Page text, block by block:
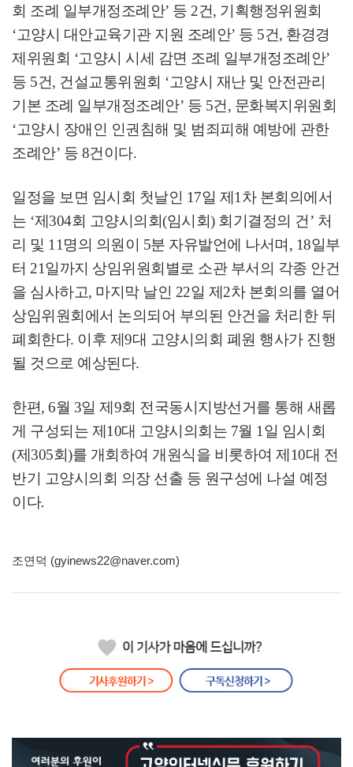
회 조례 일부개정조례안’ 등 2건, 기획행정위원회
‘고양시 대안교육기관 지원 조례안’ 등 5건, 환경경
제위원회 ‘고양시 시세 감면 조례 일부개정조례안’
등 5건, 건설교통위원회 ‘고양시 재난 및 안전관리
기본 조례 일부개정조례안’ 등 5건, 문화복지위원회
‘고양시 장애인 인권침해 및 범죄피해 예방에 관한
조례안’ 등 8건이다.
일정을 보면 임시회 첫날인 17일 제 1 차 본회의에서
는 ‘제 304회 고양시의회(임시회) 회기결정의 건’ 처
리 및 11 명의 의원이 5분 자유발언에 나서며 , 18일부
터 21일까지 상임위원회별로 소관 부서의 각종 안건
을 심사하고, 마지막 날인 22일 제 2차 본회의를 열어
상임위원회에서 논의되어 부의된 안건을 처리한 뒤
폐회한다. 이후 제 9대 고양시의회 폐원 행사가 진행
될 것으로 예상된다.
한편, 6월 3일 제 9회 전국동시지방선거를 통해 새롭
게 구성되는 제 10대 고양시의회는 7월 1 일 임시회
(제 305회)를 개회하여 개원식을 비롯하여 제 10대 전
반기 고양시의회 의장 선출 등 원구성에 나설 예정
이다.
조연덕 (gyinews22@naver.com)